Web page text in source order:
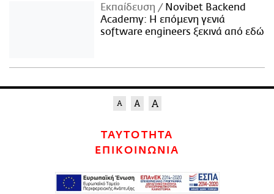
Εκπαίδευση
Novibet Backend
Academy: Η επόμενη γενιά
software engineers ξεκινά από εδώ
ΤΑΥΤΟΤΗΤΑ
ΕΠΙΚΟΙΝΩΝΙΑ